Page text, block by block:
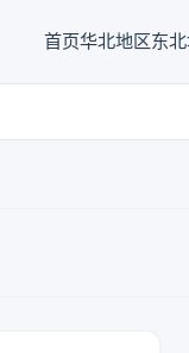
首页华北地区东